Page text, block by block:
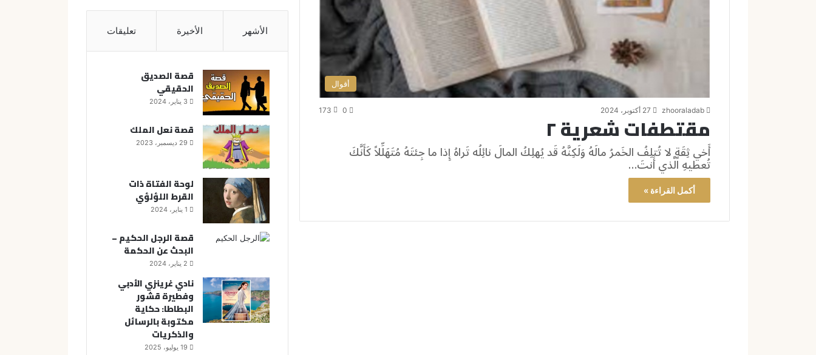
أقوال
zhooraladab 27 أكتوبر، 2024 0
173
مقتطفات شعرية ٢
أَخي ثِقَةٍ لا تُتلِفُ الخَمرُ مالَهُ وَلَكِنَّهُ قَد يُهلِكُ المالَ نائِلُه تَراهُ إِذا ما جِئتَهُ مُتَهَلِّلاً كَأَنَّكَ
تُعطيهِ الَّذي أَنتَ…
أكمل القراءة »
الأشهر الأخيرة تعليقات
قصة الصديق
الحقيقي
3 يناير، 2024
قصة نعل الملك
29 ديسمبر، 2023
لوحة الفتاة ذات
القرط اللؤلؤي
1 يناير، 2024
قصة الرجل الحكيم –
البحث عن الحكمة
2 يناير، 2024
نادي غرينزي الأدبي
وفطيرة قشور
البطاطا: حكاية
مكتوبة بالرسائل
والذكريات
19 يوليو، 2025